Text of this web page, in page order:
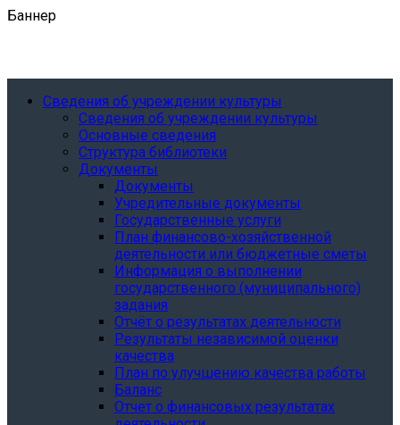
Баннер
Сведения об учреждении культуры
Сведения об учреждении культуры
Основные сведения
Структура библиотеки
Документы
Документы
Учредительные документы
Государственные услуги
План финансово-хозяйственной
деятельности или бюджетные сметы
Информация о выполнении
государственного (муниципального)
задания
Отчёт о результатах деятельности
Результаты независимой оценки
качества
План по улучшению качества работы
Баланс
Отчет о финансовых результатах